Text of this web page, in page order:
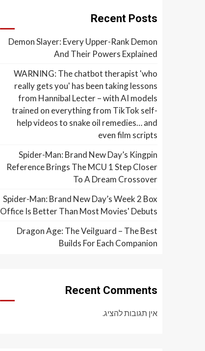
Recent Posts
Demon Slayer: Every Upper-Rank Demon
And Their Powers Explained
WARNING: The chatbot therapist 'who
really gets you' has been taking lessons
from Hannibal Lecter – with AI models
trained on everything from TikTok self-
help videos to snake oil remedies… and
even film scripts
Spider-Man: Brand New Day’s Kingpin
Reference Brings The MCU 1 Step Closer
To A Dream Crossover
Spider-Man: Brand New Day’s Week 2 Box
Office Is Better Than Most Movies' Debuts
Dragon Age: The Veilguard – The Best
Builds For Each Companion
Recent Comments
אין תגובות להציג.